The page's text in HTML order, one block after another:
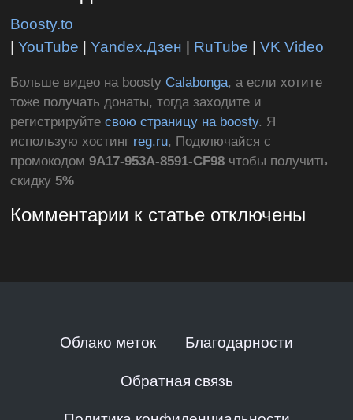
Boosty.to
|YouTube |Yandex.Дзен | RuTube |VK Video
Больше видео на boosty Calabonga, а если хотите
тоже получать донаты, тогда заходите и
регистрируйтесвою страницу на boosty. Я
использую хостинг reg.ru, Подключайся с
промокодом9A17-953A-8591-CF98 чтобы получить
скидку5%
Комментарии к статье отключены
Облако меток Благодарности
Обратная связь